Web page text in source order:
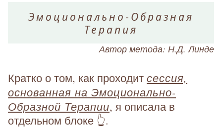
Эмоционально-Образная
Терапия
Автор метода: Н.Д. Линде
Кратко о том, как проходит сессия,
основанная на Эмоционально-
Образной Терапии, я описала в
отдельном блоке 👆.